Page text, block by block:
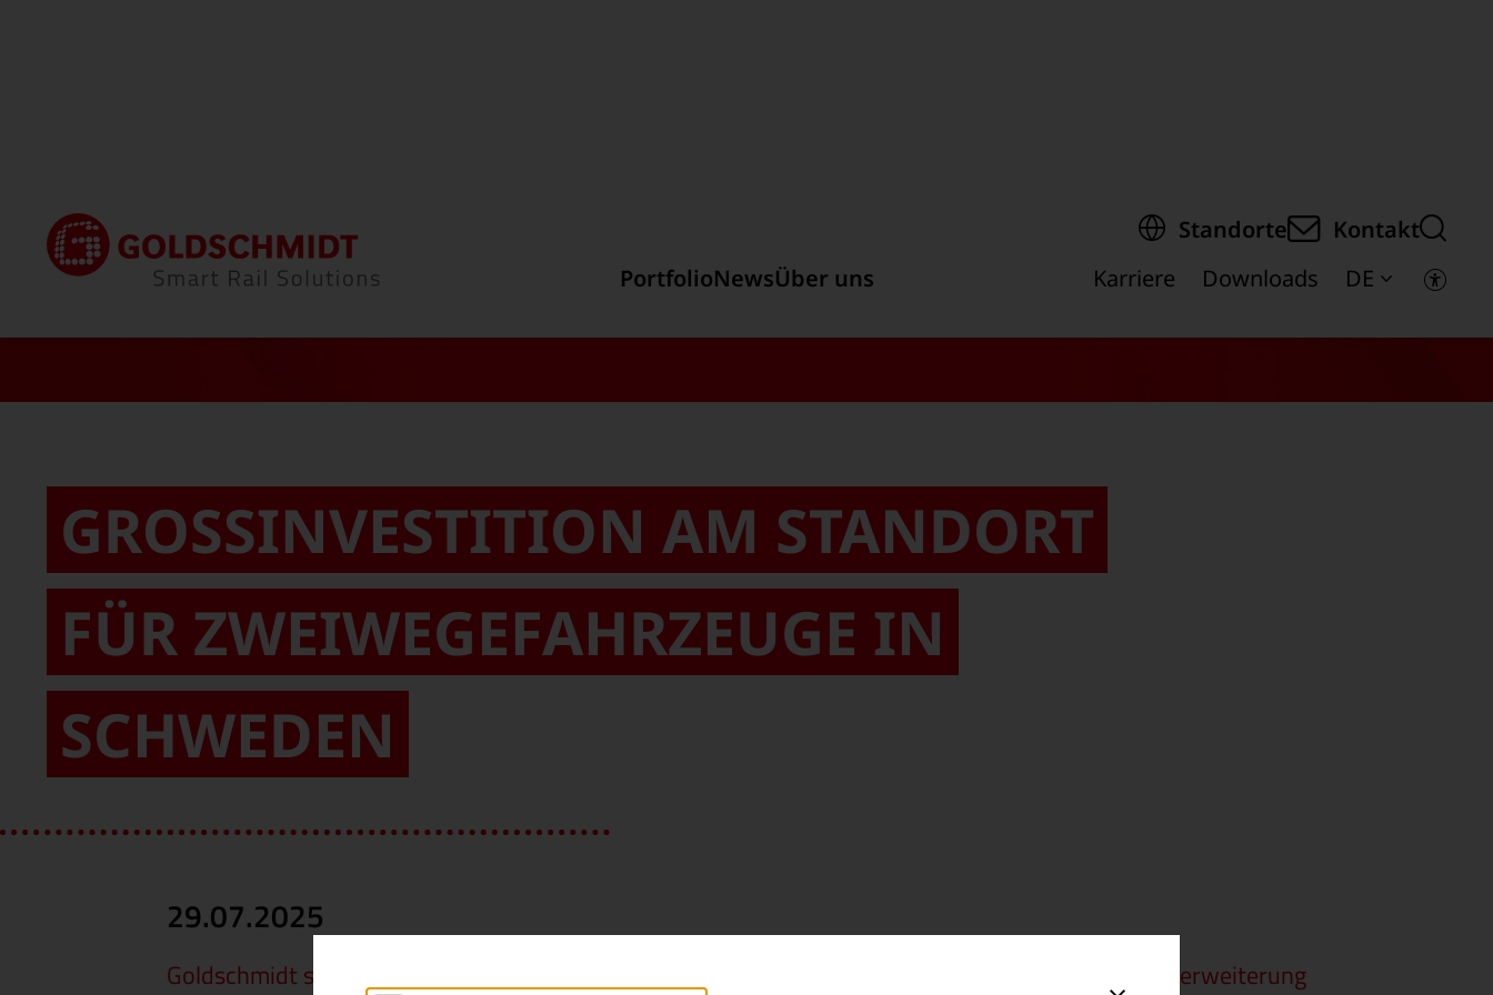
PortfolioNewsÜber uns
Standorte
Kontakt
Karriere
Downloads DE
GROSSINVESTITION AM STANDORT F
ÜR ZWEIWEGEFAHRZEUGE IN S
CHWEDEN
Startseite News Großinvestition am Standort für Zweiwegefahrzeuge in Schweden
29.07.2025
Goldschmidt stärkt seinen Geschäftsbereich Zweiwegefahrzeuge mit einer umfassenden Standorterweiterung